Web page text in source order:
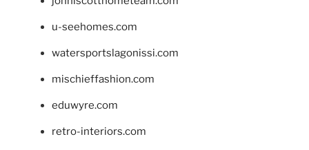
u-seehomes.com
watersportslagonissi.com
mischieffashion.com
eduwyre.com
retro-interiors.com